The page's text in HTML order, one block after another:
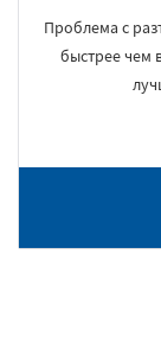
Проблема с
быстрее чем